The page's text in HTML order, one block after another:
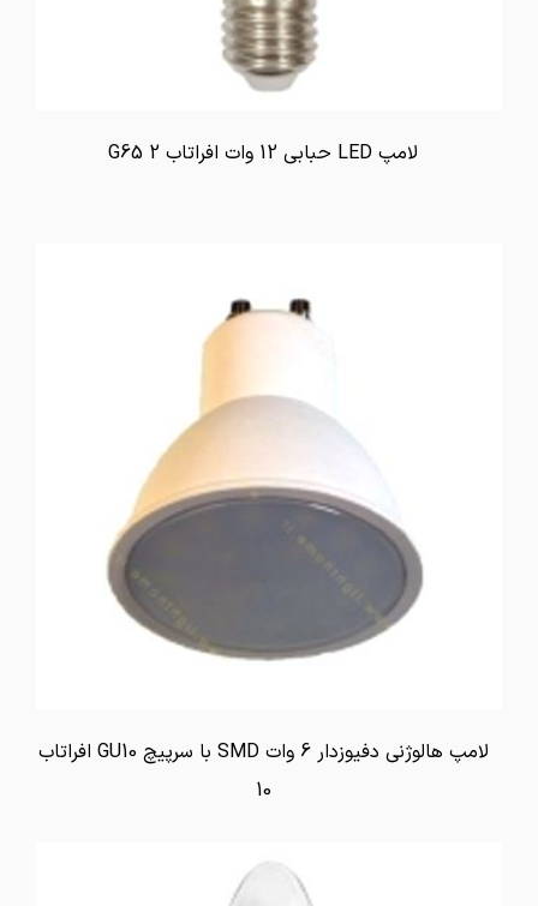
لامپ LED حبابی 12 وات افراتاب G65 2
لامپ هالوژنی دفیوزدار 6 وات SMD با سرپیچ GU10 افراتاب
10